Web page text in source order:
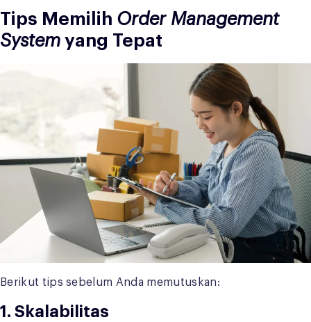
Tips Memilih Order Management
System yang Tepat
Berikut tips sebelum Anda memutuskan:
1. Skalabilitas